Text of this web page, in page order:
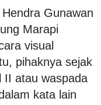
Gunawan
Marapi
visual
pihaknya sejak
II atau waspada
kata lain